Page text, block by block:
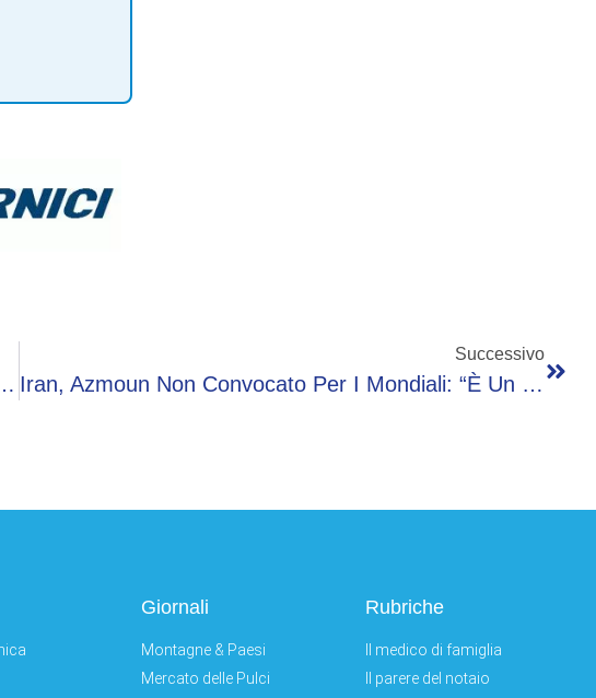
Il Video: “Notizie Che Fanno Vacillare La Fiducia Nell’umanità
Successivo
Iran, Azmoun Non Convocato Per I Mondiali: “È Un Traditore”
Giornali
Montagne & Paesi
Mercato delle Pulci
Rubriche
Il medico di famiglia
Il parere del notaio